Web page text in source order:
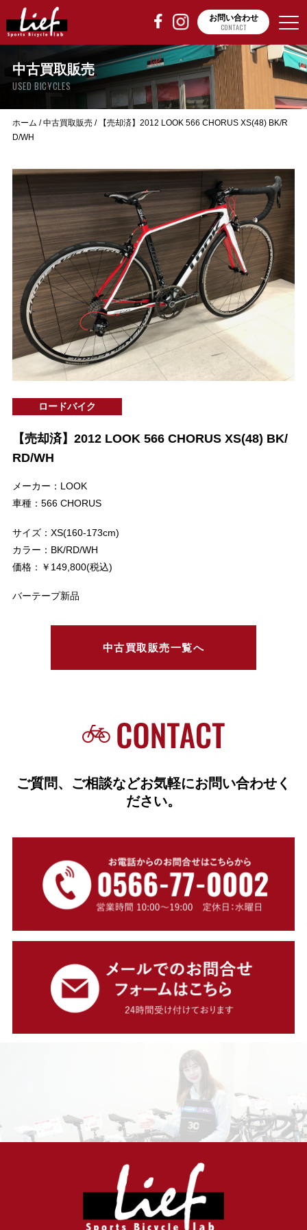
お問い合わせ
CONTACT
中古買取販売
USED BICYCLES
ホーム /中古買取販売/
【売却済】2012 LOOK 566 CHORUS XS(48) BK/R
D/WH
ロードバイク
【売却済】2012 LOOK 566 CHORUS XS(48) BK/
RD/WH
メーカー：LOOK
車種：566 CHORUS
サイズ：XS(160-173cm)
カラー：BK/RD/WH
価格：￥149,800(税込)
バーテープ新品
中古買取販売一覧へ
ご質問、ご相談などお気軽にお問い合わせく
ださい。